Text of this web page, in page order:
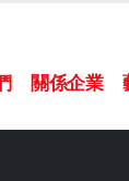
關係企業